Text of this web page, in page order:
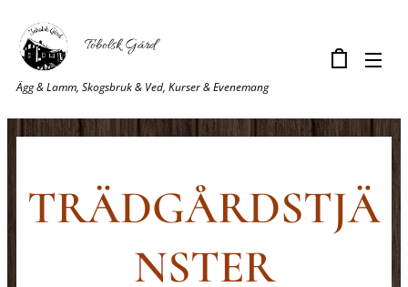
Tobolsk Gård
Ägg & Lamm, Skogsbruk & Ved, Kurser & Evenemang
TRÄDGÅRDSTJÄ
NSTER